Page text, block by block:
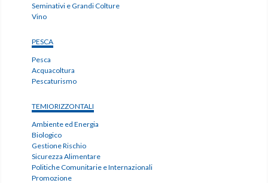
Seminativi e Grandi Colture
Vino
PESCA
Pesca
Acquacoltura
Pescaturismo
TEMIORIZZONTALI
Ambiente ed Energia
Biologico
Gestione Rischio
Sicurezza Alimentare
Politiche Comunitarie e Internazionali
Promozione